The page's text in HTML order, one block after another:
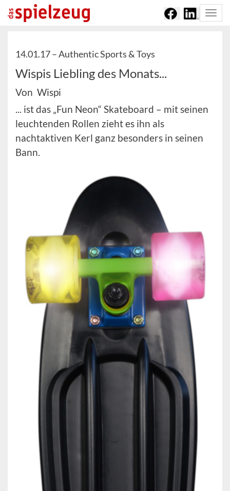
14.01.17 –Authentic Sports & Toys
Wispis Liebling des Monats...
Von Wispi
... ist das „Fun Neon“ Skateboard – mit seinen
leuchtenden Rollen zieht es ihn als
nachtaktiven Kerl ganz besonders in seinen
Bann.